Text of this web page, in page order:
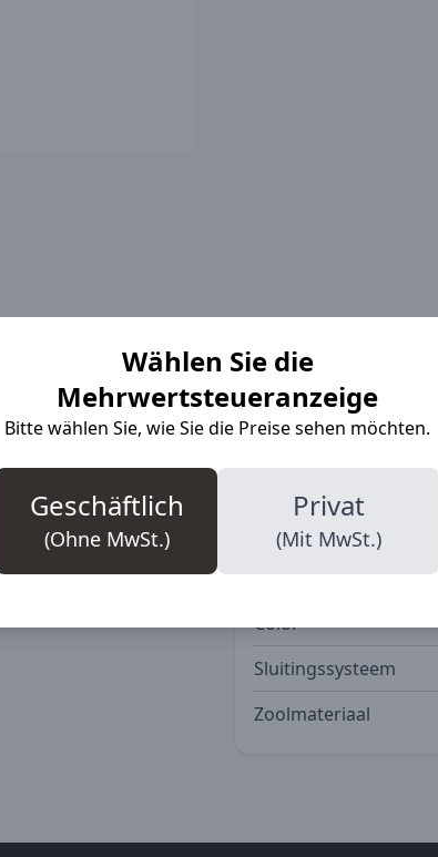
Wählen Sie die
Mehrwertsteueranzeige
Bitte wählen Sie, wie Sie die Preise sehen möchten.
Geschäftlich
(Ohne MwSt.)
Privat
(Mit MwSt.)
ist robuste,
effektiv von
von dort aus
ganzflächige
neu gestaltete
More
SKU
Veiligheidsklasse
Bovenmateriaal
Color
Sluitingssysteem
Zoolmateriaal